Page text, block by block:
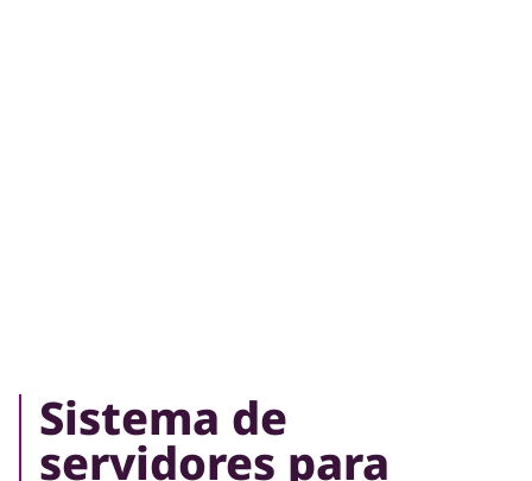
Sistema de
servidores para